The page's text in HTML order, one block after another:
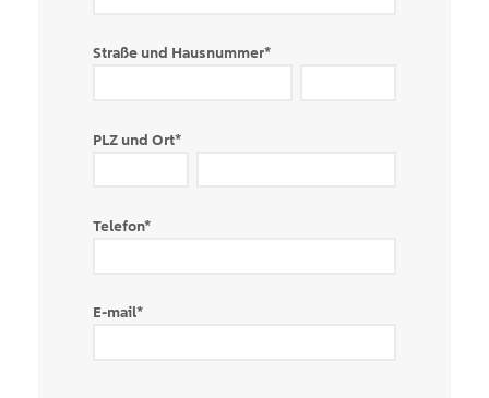
Straße und Hausnummer*
PLZ und Ort*
Telefon*
E-mail*